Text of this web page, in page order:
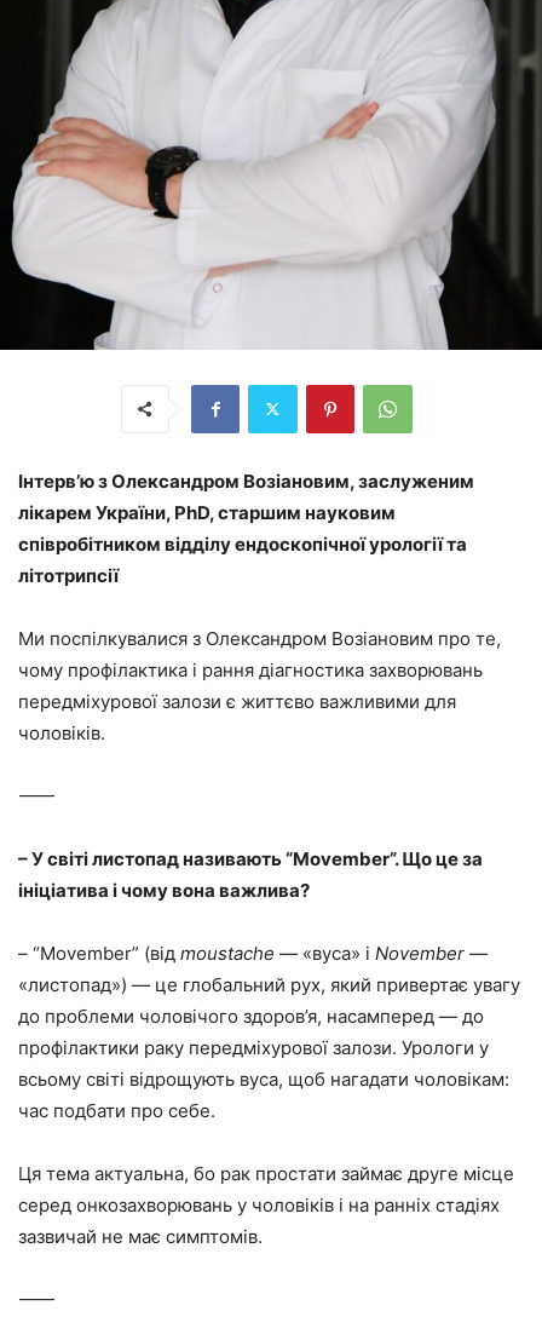
Інтерв’ю з Олександром Возіановим, заслуженим
лікарем України, PhD, старшим науковим
співробітником відділу ендоскопічної урології та
літотрипсії
Ми поспілкувалися з Олександром Возіановим про те,
чому профілактика і рання діагностика захворювань
передміхурової залози є життєво важливими для
чоловіків.
⸻
– У світі листопад називають “Movember”. Що це за
ініціатива і чому вона важлива?
– “Movember” (від moustache — «вуса» і November —
«листопад») — це глобальний рух, який привертає увагу
до проблеми чоловічого здоров’я, насамперед — до
профілактики раку передміхурової залози. Урологи у
всьому світі відрощують вуса, щоб нагадати чоловікам:
час подбати про себе.
Ця тема актуальна, бо рак простати займає друге місце
серед онкозахворювань у чоловіків і на ранніх стадіях
зазвичай не має симптомів.
⸻